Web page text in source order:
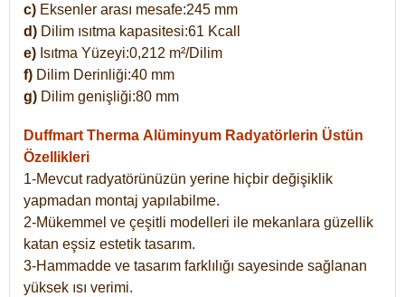
c) Eksenler arası mesafe:245 mm
d) Dilim ısıtma kapasitesi:61 Kcall
e) Isıtma Yüzeyi:0,212 m²/Dilim
f) Dilim Derinliği:40 mm
g) Dilim genişliği:80 mm
Duffmart Therma Alüminyum Radyatörlerin Üstün
Özellikleri
1-Mevcut radyatörünüzün yerine hiçbir değişiklik
yapmadan montaj yapılabilme.
2-Mükemmel ve çeşitli modelleri ile mekanlara güzellik
katan eşsiz estetik tasarım.
3-Hammadde ve tasarım farklılığı sayesinde sağlanan
yüksek ısı verimi.